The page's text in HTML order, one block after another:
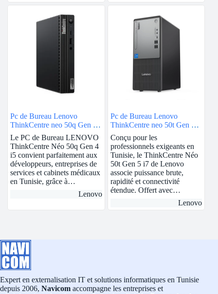
Pc de Bureau Lenovo
ThinkCentre neo 50q Gen 4 |
intel i5 | 8GB Ram
Le PC de Bureau LENOVO
ThinkCentre Néo 50q Gen 4
i5 convient parfaitement aux
développeurs, entreprises de
services et cabinets médicaux
en Tunisie, grâce à…
Lenovo
Pc de Bureau Lenovo
ThinkCentre neo 50t Gen 5 |
intel i7 | 8GB Ram
Conçu pour les
professionnels exigeants en
Tunisie, le ThinkCentre Néo
50t Gen 5 i7 de Lenovo
associe puissance brute,
rapidité et connectivité
étendue. Offert avec…
Lenovo
Expert en externalisation IT et solutions informatiques en Tunisie
depuis 2006, Navicom accompagne les entreprises et